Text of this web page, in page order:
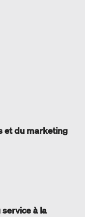
et du marketing
à la